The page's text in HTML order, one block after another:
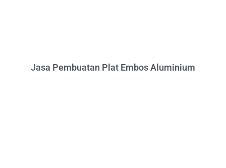
Jasa Pembuatan Plat Embos Aluminium